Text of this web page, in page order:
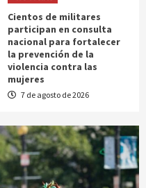
Cientos de militares
participan en consulta
nacional para fortalecer
la prevención de la
violencia contra las
mujeres
7 de agosto de 2026